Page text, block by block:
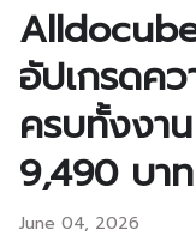
อัปเกรดค
ครบทั้งงา
9,490 บาท
June 04, 2026